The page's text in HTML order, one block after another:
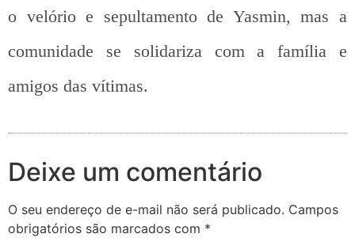
o velório e sepultamento de Yasmin, mas a
comunidade se solidariza com a família e
amigos das vítimas.
Deixe um comentário
O seu endereço de e-mail não será publicado. Campos
obrigatórios são marcados com *